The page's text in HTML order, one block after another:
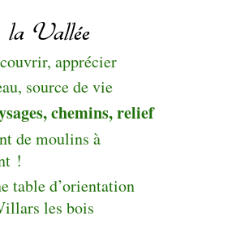
la Vallée
apprécier
source de vie
chemins, relief
de moulins à
!
table d’orientation
les bois